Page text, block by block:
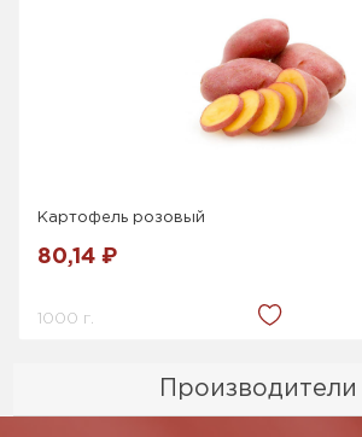
Производители
Картофель розовый
80,14 ₽
1000 г.